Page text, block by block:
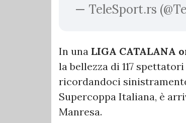
— TeleSport.rs
In una LIGA CATALANA
la bellezza di 117
ricordandoci
Supercoppa Italiana, è
Manresa.